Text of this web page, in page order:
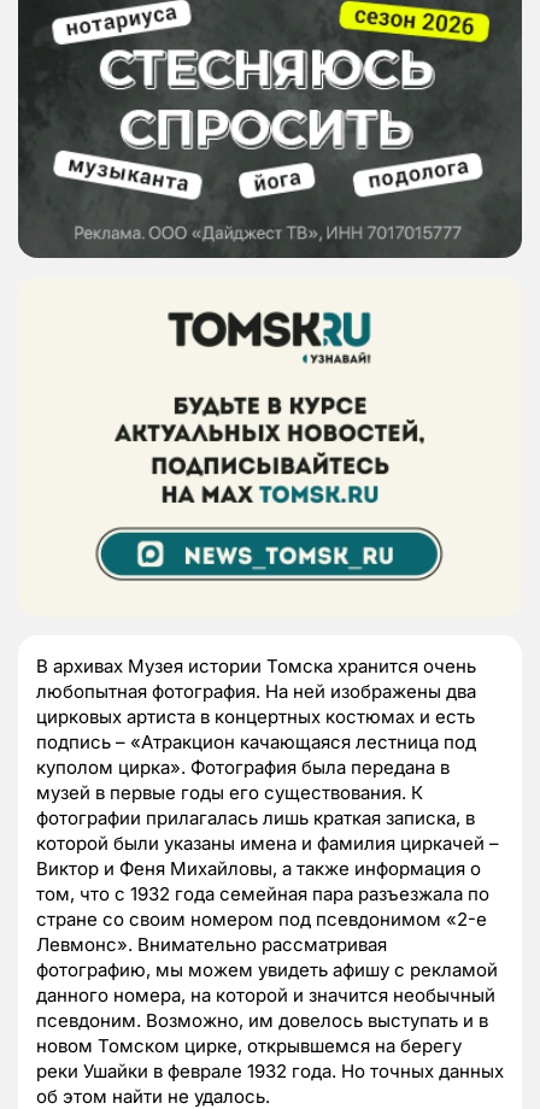
В архивах Музея истории Томска хранится очень
любопытная фотография. На ней изображены два
цирковых артиста в концертных костюмах и есть
подпись – «Атракцион качающаяся лестница под
куполом цирка». Фотография была передана в
музей в первые годы его существования. К
фотографии прилагалась лишь краткая записка, в
которой были указаны имена и фамилия циркачей –
Виктор и Феня Михайловы, а также информация о
том, что с 1932 года семейная пара разъезжала по
стране со своим номером под псевдонимом «2-е
Левмонс». Внимательно рассматривая
фотографию, мы можем увидеть афишу с рекламой
данного номера, на которой и значится необычный
псевдоним. Возможно, им довелось выступать и в
новом Томском цирке, открывшемся на берегу
реки Ушайки в феврале 1932 года. Но точных данных
об этом найти не удалось.